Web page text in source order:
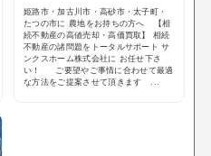
姫路市・加古川市・高砂市・太子町・
たつの市に 農地をお持ちの方へ 【相
続不動産の高値売却・高価買取】 相続
不動産の諸問題をトータルサポート サ
ンクスホーム株式会社に お任せ下さ
い！ ご要望やご事情に合わせて最適
な方法をご提案させて頂きます ...